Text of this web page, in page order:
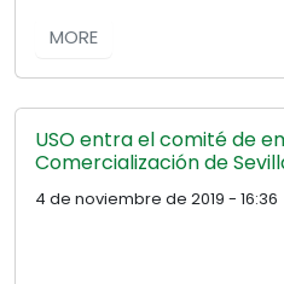
MORE
USO entra el comité de
Comercialización de
4 de noviembre de 2019 - 16:36